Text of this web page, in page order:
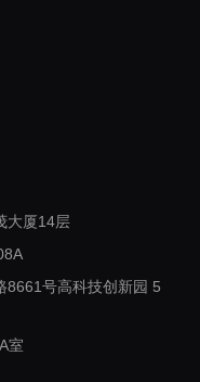
大厦14层
8661号高科技创新园 5
室